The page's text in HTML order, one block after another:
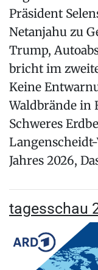
Präsident
Netanjahu zu
Trump,
bricht im
Keine
Waldbrände in
Schweres
Jahres 2026,
tagesschau